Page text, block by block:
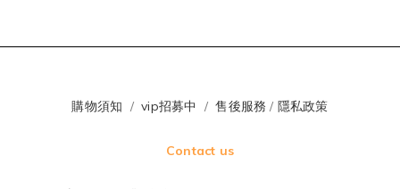
購物須知 /vip招募中 /售後服務 / 隱私政策
Contact us